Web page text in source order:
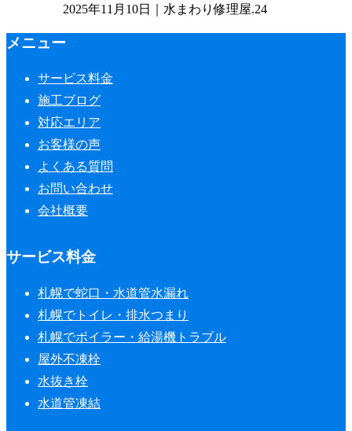
2025年11月10日｜水まわり修理屋.24
メニュー
サービス料金
施工ブログ
対応エリア
お客様の声
よくある質問
お問い合わせ
会社概要
サービス料金
札幌で蛇口・水道管水漏れ
札幌でトイレ・排水つまり
札幌でボイラー・給湯機トラブル
屋外不凍栓
水抜き栓
水道管凍結